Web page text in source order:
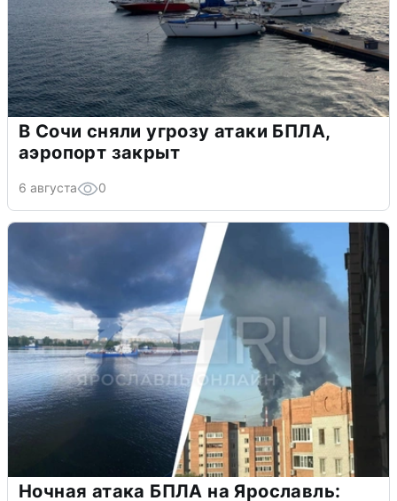
В Сочи сняли угрозу атаки БПЛА,
аэропорт закрыт
6 августа 0
Ночная атака БПЛА на Ярославль: